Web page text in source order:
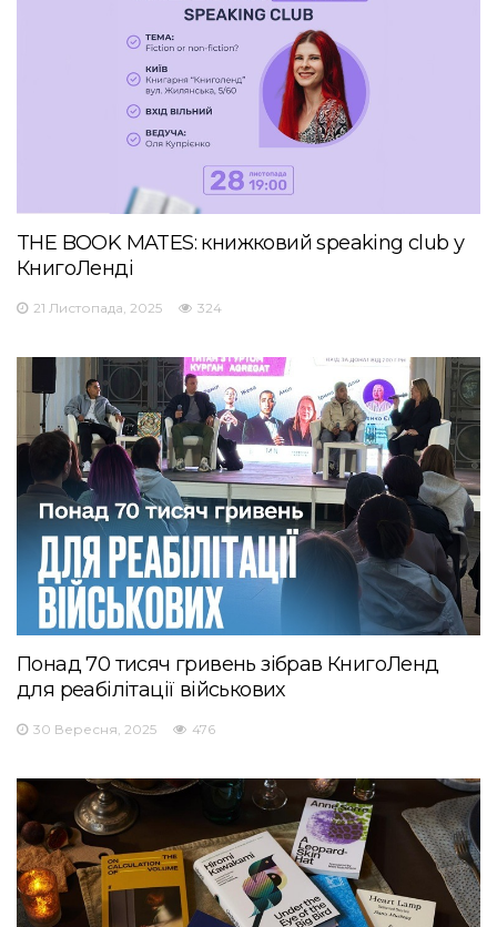
THE BOOK MATES: книжковий speaking club у
КнигоЛенді
21 Листопада, 2025 324
Понад 70 тисяч гривень зібрав КнигоЛенд
для реабілітації військових
30 Вересня, 2025 476